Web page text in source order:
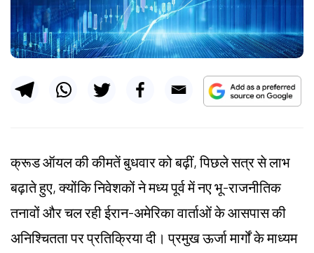
क्रूड ऑयल की कीमतें बुधवार को बढ़ीं, पिछले सत्र से लाभ
बढ़ाते हुए, क्योंकि निवेशकों ने मध्य पूर्व में नए भू-राजनीतिक
तनावों और चल रही ईरान-अमेरिका वार्ताओं के आसपास की
अनिश्चितता पर प्रतिक्रिया दी। प्रमुख ऊर्जा मार्गों के माध्यम